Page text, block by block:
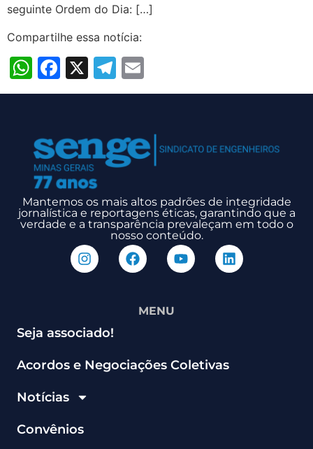
seguinte Ordem do Dia: […]
Compartilhe essa notícia:
WhatsApp
Facebook
X Telegram
Mantemos os mais altos padrões de integridade
jornalística e reportagens éticas, garantindo que a
verdade e a transparência prevaleçam em todo o
nosso conteúdo.
MENU
Seja associado!
Acordos e Negociações Coletivas
Notícias
Convênios